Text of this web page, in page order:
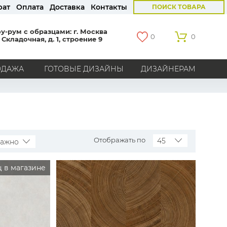
Оплата Доставка Контакты ПОИСК ТОВАРА
рум с образцами: г. Москва
Складочная, д. 1, строение 9
0 0
ГОТОВЫЕ ДИЗАЙНЫ ДИЗАЙНЕРАМ
Marburg
Loymina Milassa Aura
York
Andrea Rossi
Bernardo Bartalucci
KT-Exclusive Baoqili
AS Creation
Распродажа остатков
Grandeco
Отображать по 45
в магазине